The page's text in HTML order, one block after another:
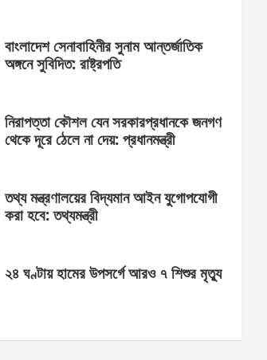
বাংলাদেশ সেনাবাহিনীর সুনাম আন্তর্জাতিক
অঙ্গনে সুবিদিত: রাষ্ট্রপতি
নিরাপত্তা কৌশল যেন সরকারপ্রধানকে জনগণ
থেকে দূরে ঠেলে না দেয়: প্রধানমন্ত্রী
তথ্য মন্ত্রণালয়ের বিদ্যমান আইন যুগোপযোগী
করা হবে: তথ্যমন্ত্রী
২৪ ঘণ্টায় হামের উপসর্গে আরও ৭ শিশুর মৃত্যু